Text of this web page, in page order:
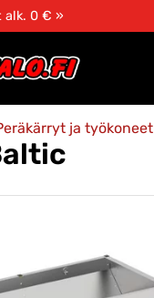
alk. 0 € »
ja työkoneet